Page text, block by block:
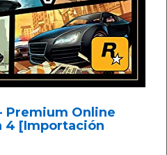
Premium Online
4 [Importación